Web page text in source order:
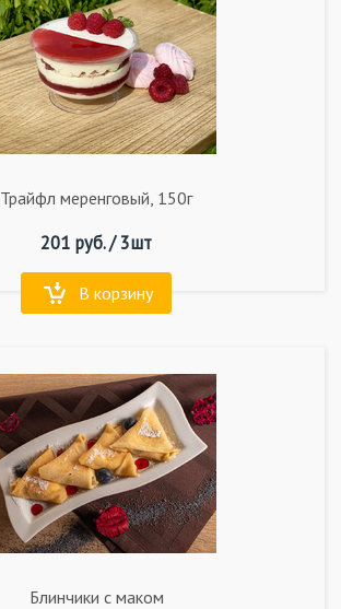
Трайфл меренговый, 150г
201 руб. /3шт
В корзину
Блинчики с маком